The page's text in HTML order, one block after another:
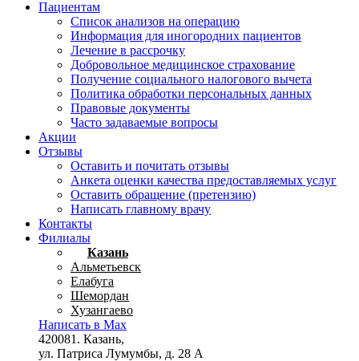
Пациентам
Список анализов на операцию
Информация для иногородних пациентов
Лечение в рассрочку
Добровольное медицинское страхование
Получение социального налогового вычета
Политика обработки персональных данных
Правовые документы
Часто задаваемые вопросы
Акции
Отзывы
Оставить и почитать отзывы
Анкета оценки качества предоставляемых услуг
Оставить обращение (претензию)
Написать главному врачу
Контакты
Филиалы
Казань
Альметьевск
Елабуга
Шемордан
Хузангаево
Написать в Max
420081. Казань,
ул. Патриса Лумумбы, д. 28 А